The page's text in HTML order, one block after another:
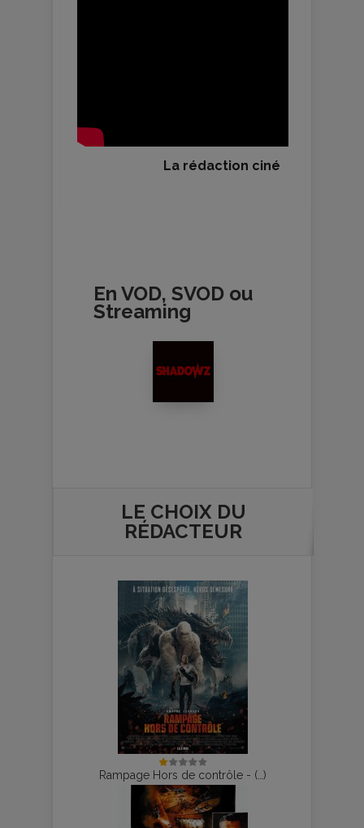
La rédaction ciné
En VOD, SVOD ou
Streaming
LE CHOIX DU
RÉDACTEUR
Rampage Hors de contrôle - (…)